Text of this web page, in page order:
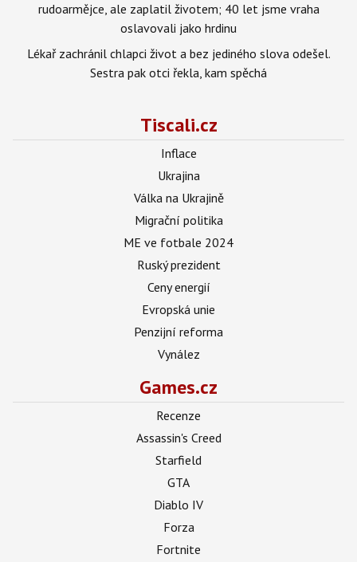
rudoarmějce, ale zaplatil životem; 40 let jsme vraha
oslavovali jako hrdinu
Lékař zachránil chlapci život a bez jediného slova odešel.
Sestra pak otci řekla, kam spěchá
Tiscali.cz
Inflace
Ukrajina
Válka na Ukrajině
Migrační politika
ME ve fotbale 2024
Ruský prezident
Ceny energií
Evropská unie
Penzijní reforma
Vynález
Games.cz
Recenze
Assassin's Creed
Starfield
GTA
Diablo IV
Forza
Fortnite